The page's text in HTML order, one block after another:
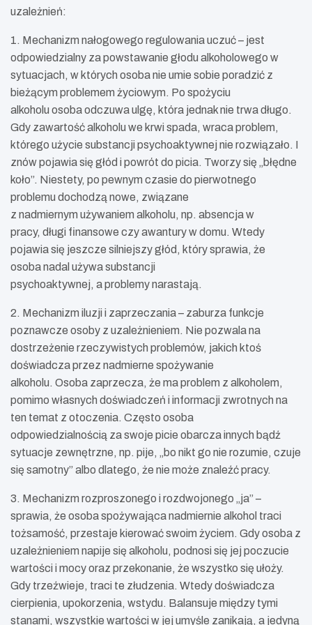
uzależnień:
1. Mechanizm nałogowego regulowania uczuć – jest
odpowiedzialny za powstawanie głodu alkoholowego w
sytuacjach, w których osoba nie umie sobie poradzić z
bieżącym problemem życiowym. Po spożyciu
alkoholu osoba odczuwa ulgę, która jednak nie trwa długo.
Gdy zawartość alkoholu we krwi spada, wraca problem,
którego użycie substancji psychoaktywnej nie rozwiązało. I
znów pojawia się głód i powrót do picia. Tworzy się „błędne
koło”. Niestety, po pewnym czasie do pierwotnego
problemu dochodzą nowe, związane
z nadmiernym używaniem alkoholu, np. absencja w
pracy, długi finansowe czy awantury w domu. Wtedy
pojawia się jeszcze silniejszy głód, który sprawia, że
osoba nadal używa substancji
psychoaktywnej, a problemy narastają.
2. Mechanizm iluzji i zaprzeczania – zaburza funkcje
poznawcze osoby z uzależnieniem. Nie pozwala na
dostrzeżenie rzeczywistych problemów, jakich ktoś
doświadcza przez nadmierne spożywanie
alkoholu. Osoba zaprzecza, że ma problem z alkoholem,
pomimo własnych doświadczeń i informacji zwrotnych na
ten temat z otoczenia. Często osoba
odpowiedzialnością za swoje picie obarcza innych bądź
sytuacje zewnętrzne, np. pije, „bo nikt go nie rozumie, czuje
się samotny” albo dlatego, że nie może znaleźć pracy.
3. Mechanizm rozproszonego i rozdwojonego „ja” –
sprawia, że osoba spożywająca nadmiernie alkohol traci
tożsamość, przestaje kierować swoim życiem. Gdy osoba z
uzależnieniem napije się alkoholu, podnosi się jej poczucie
wartości i mocy oraz przekonanie, że wszystko się ułoży.
Gdy trzeźwieje, traci te złudzenia. Wtedy doświadcza
cierpienia, upokorzenia, wstydu. Balansuje między tymi
stanami, wszystkie wartości w jej umyśle zanikają, a jedyną